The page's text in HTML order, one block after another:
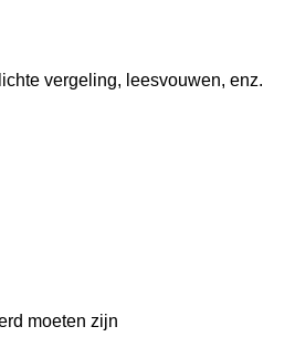
vergeling, leesvouwen, enz.
moeten zijn